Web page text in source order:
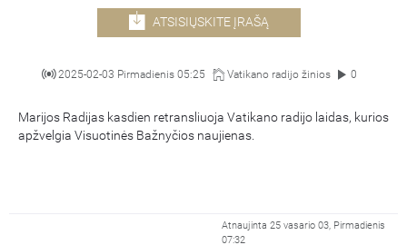
ATSISIŲSKITE ĮRAŠĄ
2025-02-03 Pirmadienis 05:25 Vatikano radijo žinios 0
Marijos Radijas kasdien retransliuoja Vatikano radijo laidas, kurios
apžvelgia Visuotinės Bažnyčios naujienas.
Atnaujinta 25 vasario 03, Pirmadienis
07:32